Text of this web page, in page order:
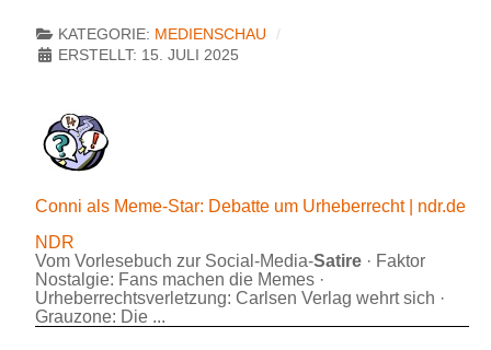
KATEGORIE: MEDIENSCHAU
ERSTELLT: 15. JULI 2025
Conni als Meme-Star: Debatte um Urheberrecht | ndr.de
NDR
Vom Vorlesebuch zur Social-Media-Satire · Faktor
Nostalgie: Fans machen die Memes ·
Urheberrechtsverletzung: Carlsen Verlag wehrt sich ·
Grauzone: Die ...